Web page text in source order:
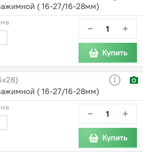
( 16-27/16-28мм)
− +
Купить
( 16-27/16-28мм)
− +
Купить